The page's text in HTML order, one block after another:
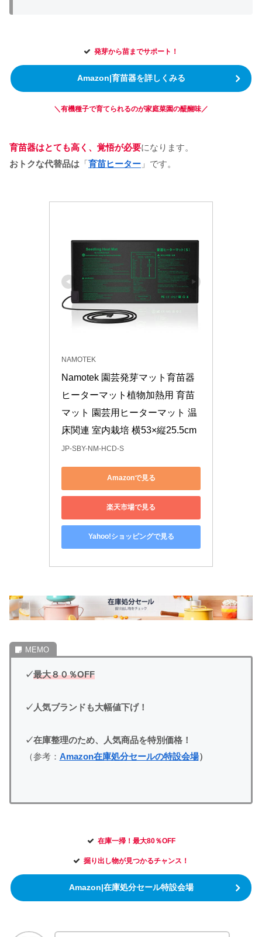
発芽から苗までサポート！
Amazon|育苗器を詳しくみる
＼有機種子で育てられるのが家庭菜園の醍醐味／
育苗器はとても高く、覚悟が必要になります。
おトクな代替品は 「育苗ヒーター 」です。
NAMOTEK
Namotek 園芸発芽マット育苗器
ヒーターマット植物加熱用 育苗
マット 園芸用ヒーターマット 温
床関連 室内栽培 横53×縦25.5cm
JP-SBY-NM-HCD-S
Amazonで見る
楽天市場で見る
Yahoo!ショッピングで見る
✓最大８０％OFF
✓人気ブランドも大幅値下げ！
✓在庫整理のため、人気商品を特別価格！
（参考： Amazon在庫処分セールの特設会場）
在庫一掃！最大80％OFF
掘り出し物が見つかるチャンス！
Amazon|在庫処分セール特設会場